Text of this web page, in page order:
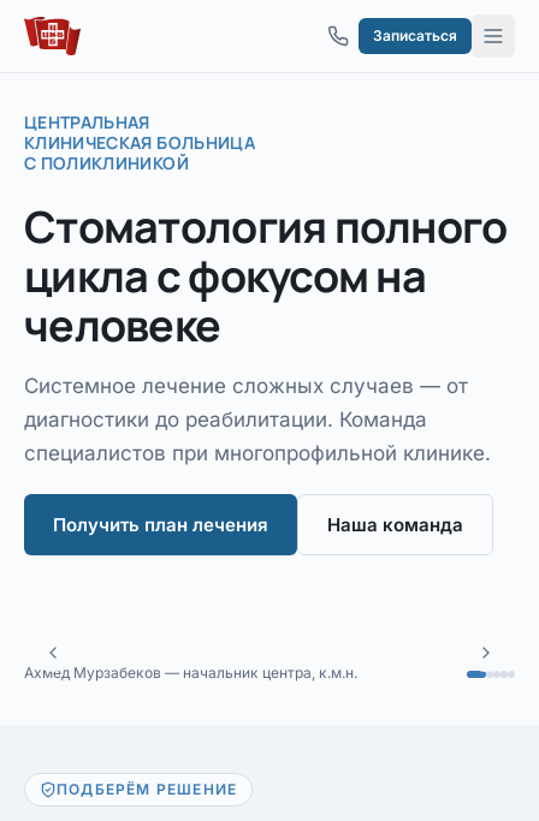
Перейти к содержимому
Записаться
ЦЕНТРАЛЬНАЯ
КЛИНИЧЕСКАЯ БОЛЬНИЦА
С ПОЛИКЛИНИКОЙ
Стоматология полного
циклас фокусом на
человеке
Системное лечение сложных случаев — от
диагностики до реабилитации. Команда
специалистов при многопрофильной клинике.
Получить план лечения Наша команда
Ахмед Мурзабеков — начальник центра, к.м.н.
ПОДБЕРЁМ РЕШЕНИЕ